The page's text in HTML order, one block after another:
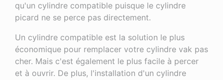
qu'un cylindre compatible puisque le cylindre
picard ne se perce pas directement.
Un cylindre compatible est la solution le plus
économique pour remplacer votre cylindre vak pas
cher. Mais c'est également le plus facile à percer
et à ouvrir. De plus, l'installation d'un cylindre